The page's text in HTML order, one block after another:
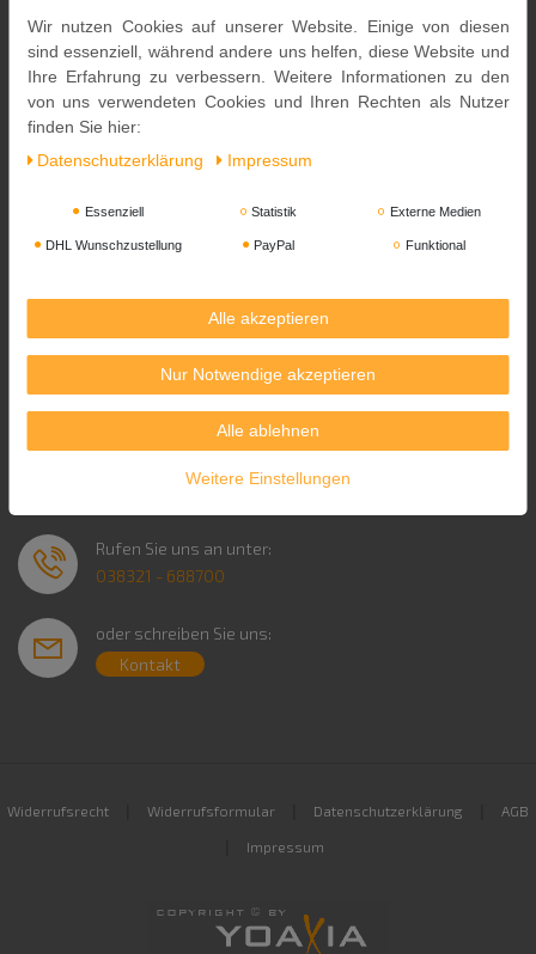
Rufen Sie uns an unter:
038321 - 688700
oder schreiben Sie uns:
Kontakt
Widerrufsrecht Widerrufsformular Datenschutzerklärung AGB
Impressum
Wir nutzen Cookies auf unserer Website. Einige von diesen
sind essenziell, während andere uns helfen, diese Website und
Ihre Erfahrung zu verbessern. Weitere Informationen zu den
von uns verwendeten Cookies und Ihren Rechten als Nutzer
finden Sie hier:
Daten­schutz­erklärung
Impressum
Essenziell Statistik Externe Medien
DHL Wunschzustellung PayPal Funktional
Alle akzeptieren
Nur Notwendige akzeptieren
Alle ablehnen
Weitere Einstellungen